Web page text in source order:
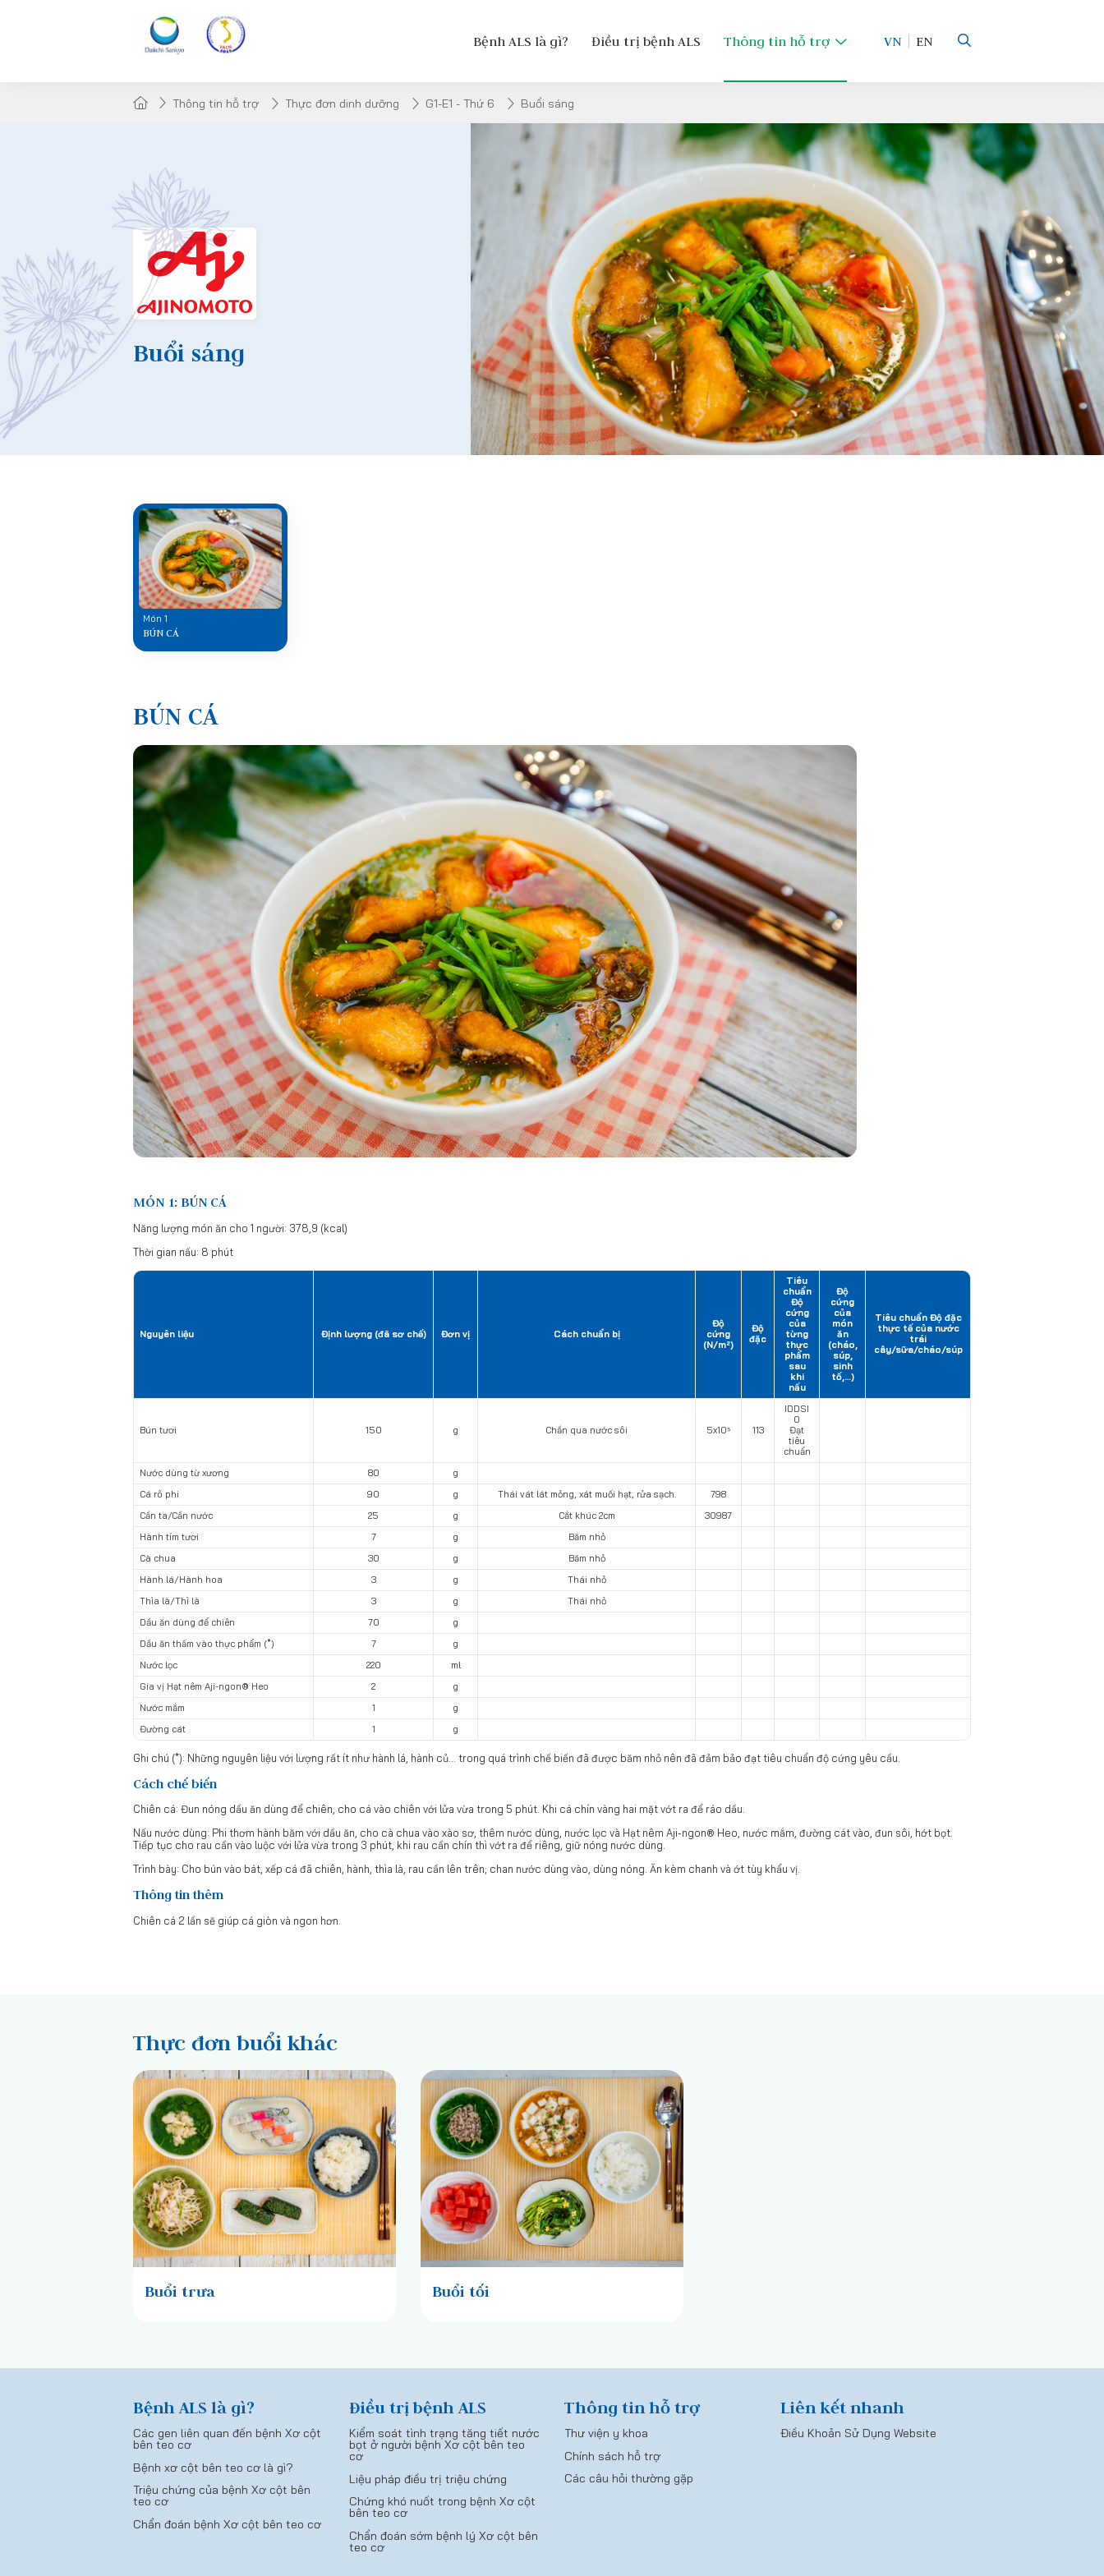
Bệnh ALS là gì? Điều trị bệnh ALS Thông tin hỗ trợ VN EN
Thông tin hỗ trợ Thực đơn dinh dưỡng G1-E1 - Thứ 6 Buổi sáng
Buổi sáng
Món 1
BÚN CÁ
BÚN CÁ
MÓN 1: BÚN CÁ
Năng lượng món ăn cho 1 người: 378,9 (kcal)
Thời gian nấu: 8 phút
Nguyên liệu Định lượng (đã sơ chế) Đơn vị Cách chuẩn bị
Độ
cứng
(N/m²)
Độ
đặc
Tiêu
chuẩn
Độ
cứng
của
từng
thực
phẩm
sau
khi
nấu
Độ
cứng
của
món
ăn
(cháo,
súp,
sinh
tố,…)
Tiêu chuẩn Độ đặc
thực tế của nước
trái
cây/sữa/cháo/súp
Bún tươi 150 g Chần qua nước sôi 5x10⁵ 113
IDDSI
0
Đạt
tiêu
chuẩn
Nước dùng từ xương
80
g
Cá rô phi
90 g Thái vát lát mỏng, xát muối hạt, rửa sạch.
798
Cần ta/Cần nước
25 g Cắt khúc 2cm
30987
Hành tím tươi
7 g
Băm nhỏ
Cà chua
30 g
Băm nhỏ
Hành lá/Hành hoa
3 g
Thái nhỏ
Thìa là/Thì là
3 g
Thái nhỏ
Dầu ăn dùng để chiên
70
g
Dầu ăn thấm vào thực phẩm (*)
7
g
Nước lọc
220
ml
Gia vị Hạt nêm Aji-ngon® Heo
2
g
Nước mắm
1
g
Đường cát
1 g
Ghi chú (*): Những nguyên liệu với lượng rất ít như hành lá, hành củ... trong quá trình chế biến đã được băm nhỏ nên đã đảm bảo đạt tiêu chuẩn độ cứng yêu cầu.
Cách chế biến
Chiên cá: Đun nóng dầu ăn dùng để chiên, cho cá vào chiên với lửa vừa trong 5 phút. Khi cá chín vàng hai mặt vớt ra để ráo dầu.
Nấu nước dùng: Phi thơm hành băm với dầu ăn, cho cà chua vào xào sơ, thêm nước dùng, nước lọc và Hạt nêm Aji-ngon® Heo, nước mắm, đường cát vào, đun sôi, hớt bọt.
Tiếp tục cho rau cần vào luộc với lửa vừa trong 3 phút, khi rau cần chín thì vớt ra để riêng, giữ nóng nước dùng.
Trình bày: Cho bún vào bát, xếp cá đã chiên, hành, thìa là, rau cần lên trên; chan nước dùng vào, dùng nóng. Ăn kèm chanh và ớt tùy khẩu vị.
Thông tin thêm
Chiên cá 2 lần sẽ giúp cá giòn và ngon hơn.
Thực đơn buổi khác
Buổi trưa Buổi tối
Bệnh ALS là gì?
Các gen liên quan đến bệnh Xơ cột
bên teo cơ
Bệnh xơ cột bên teo cơ là gì?
Triệu chứng của bệnh Xơ cột bên
teo cơ
Chẩn đoán bệnh Xơ cột bên teo cơ
Điều trị bệnh ALS
Kiểm soát tình trạng tăng tiết nước
bọt ở người bệnh Xơ cột bên teo
cơ
Liệu pháp điều trị triệu chứng
Chứng khó nuốt trong bệnh Xơ cột
bên teo cơ
Chẩn đoán sớm bệnh lý Xơ cột bên
teo cơ
Thông tin hỗ trợ
Thư viện y khoa
Chính sách hỗ trợ
Các câu hỏi thường gặp
Liên kết nhanh
Điều Khoản Sử Dụng Website